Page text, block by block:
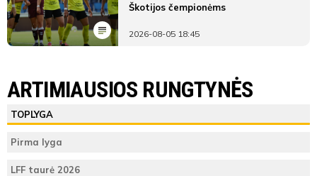
Škotijos čempionėms
2026-08-05 18:45
ARTIMIAUSIOS RUNGTYNĖS
TOPLYGA
Pirma lyga
LFF taurė 2026